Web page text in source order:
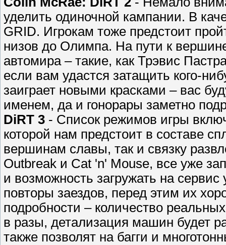
уделить одиночной кампании. В
GRID. Игрокам тоже предстоит
низов до Олимпа. На пути к
автомира – такие, как Трэвис
если вам удастся затащить кого-
заиграет новыми красками – вас
именем, да и гонорары заметно
DiRT 3 - Список режимов игры
которой нам предстоит в составе
вершинам славы, так и связку
Outbreak и Cat 'n' Mouse, все уже
и возможность загружать на
повторы заездов, перед этим их
подробности – количество
в разы, детализация машин будет
также позволят на багги и